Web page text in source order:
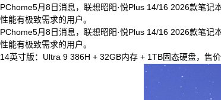
PChome5月8日消息，联想昭阳·悦Plus 14/16 2026款笔
性能有极致需求的用户。
PChome5月8日消息，联想昭阳·悦Plus 14/16 2026款笔
性能有极致需求的用户。
14英寸版：Ultra 9 386H + 32GB内存 + 1TB固态硬盘，售